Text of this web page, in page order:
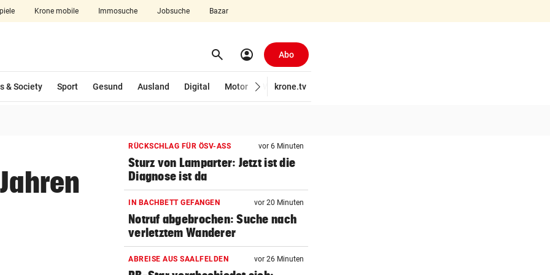
Krone mobile Immosuche Jobsuche Bazar
aufklappen search Suchen
account_circle Abo
& Society Sport Gesund Ausland Digital Motor Wirtschaft
krone.tv
RÜCKSCHLAG FÜR ÖSV-ASS vor 6 Minuten
Sturz von Lamparter: Jetzt ist die
Diagnose ist da
IN BACHBETT GEFANGEN vor 20 Minuten
Notruf abgebrochen: Suche nach
verletztem Wanderer
ABREISE AUS SAALFELDEN vor 26 Minuten